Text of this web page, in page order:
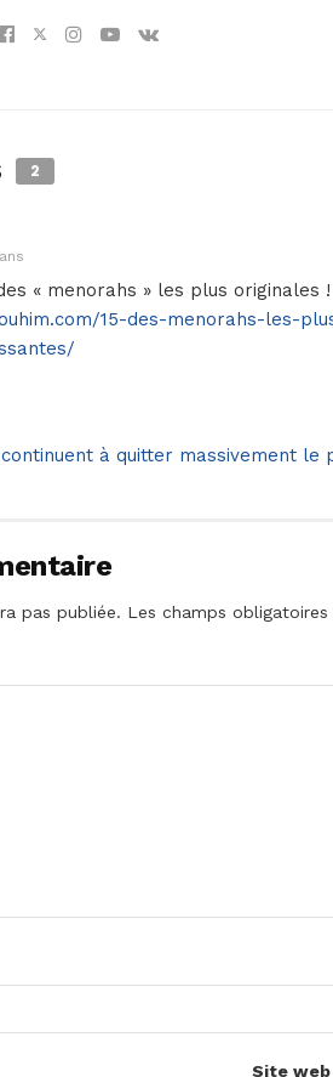
2
« menorahs » les plus originales !
15-des-menorahs-les-
continuent à quitter massivement
pas publiée. Les champs
Site web